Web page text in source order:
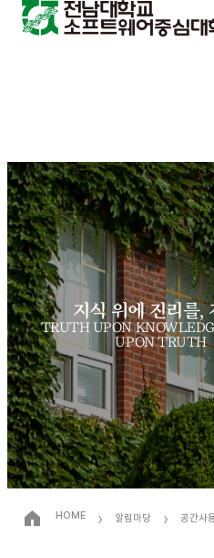
지식 위에 진리를,
TRUTH UPON
UPON TRUTH
HOME › 알림마당 › 공간사